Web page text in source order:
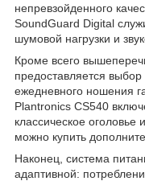
непревзойденного
SoundGuard Digital
шумовой нагрузки и
Кроме всего
предоставляется
ежедневного ношения
Plantronics CS540
классическое
можно купить
Наконец, система
адаптивной: